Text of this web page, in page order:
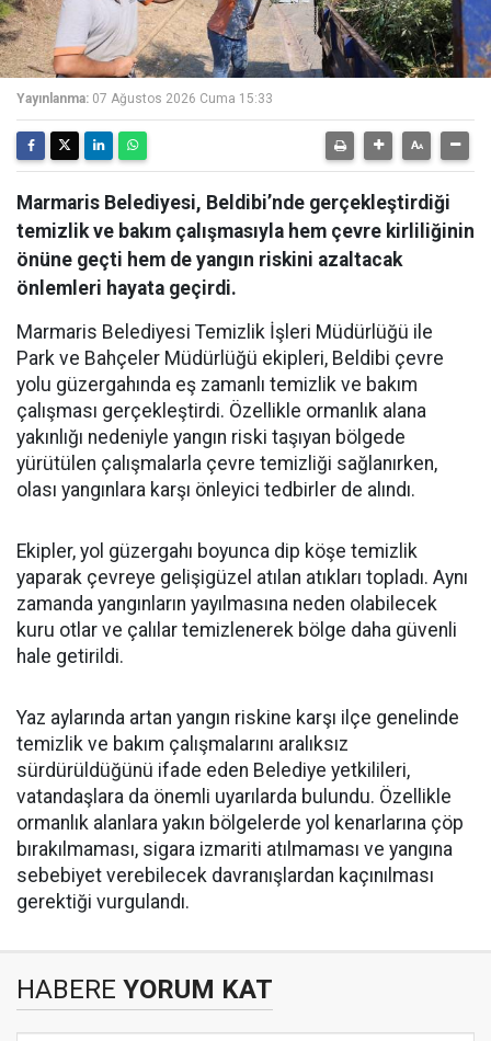
Yayınlanma: 07 Ağustos 2026 Cuma 15:33
Marmaris Belediyesi, Beldibi’nde gerçekleştirdiği
temizlik ve bakım çalışmasıyla hem çevre kirliliğinin
önüne geçti hem de yangın riskini azaltacak
önlemleri hayata geçirdi.
Marmaris Belediyesi Temizlik İşleri Müdürlüğü ile
Park ve Bahçeler Müdürlüğü ekipleri, Beldibi çevre
yolu güzergahında eş zamanlı temizlik ve bakım
çalışması gerçekleştirdi. Özellikle ormanlık alana
yakınlığı nedeniyle yangın riski taşıyan bölgede
yürütülen çalışmalarla çevre temizliği sağlanırken,
olası yangınlara karşı önleyici tedbirler de alındı.
Ekipler, yol güzergahı boyunca dip köşe temizlik
yaparak çevreye gelişigüzel atılan atıkları topladı. Aynı
zamanda yangınların yayılmasına neden olabilecek
kuru otlar ve çalılar temizlenerek bölge daha güvenli
hale getirildi.
Yaz aylarında artan yangın riskine karşı ilçe genelinde
temizlik ve bakım çalışmalarını aralıksız
sürdürüldüğünü ifade eden Belediye yetkilileri,
vatandaşlara da önemli uyarılarda bulundu. Özellikle
ormanlık alanlara yakın bölgelerde yol kenarlarına çöp
bırakılmaması, sigara izmariti atılmaması ve yangına
sebebiyet verebilecek davranışlardan kaçınılması
gerektiği vurgulandı.
HABERE YORUM KAT